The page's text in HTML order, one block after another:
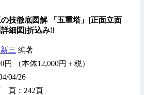
技徹底図解 「五重塔」[正面立面
詳細図]折込み!!
三 編著
円 （本体12,000円＋税）
04/26
頁：242頁